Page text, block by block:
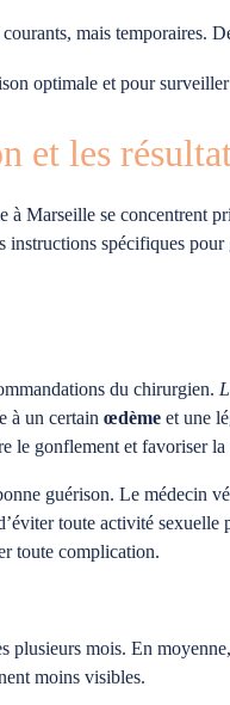
mais temporaires.
optimale et pour
et les
à Marseille se concentrent
spécifiques
du chirurgien.
à un certain œdème et une
le gonflement et favoriser
guérison. Le médecin
toute activité
toute complication.
plusieurs mois. En
moins visibles.